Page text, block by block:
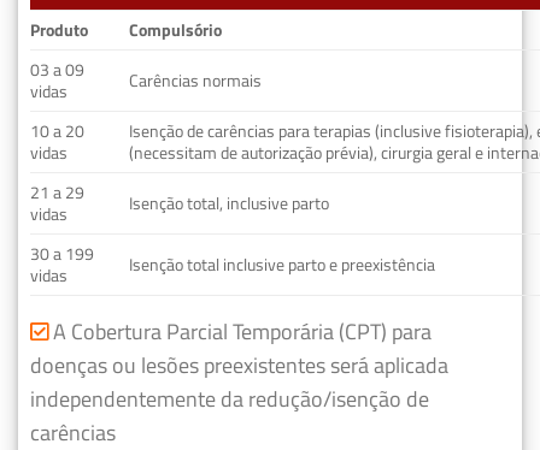
Produto
Compulsório
03 a 09
vidas
Carências normais
10 a 20
vidas
Isenção de carências para terapias (inclusive fisioterapia),
(necessitam de autorização prévia), cirurgia geral e
21 a 29
vidas
Isenção total, inclusive parto
30 a 199
vidas
Isenção total inclusive parto e preexistência
A Cobertura Parcial Temporária (CPT) para
doenças ou lesões preexistentes será aplicada
independentemente da redução/isenção de
carências